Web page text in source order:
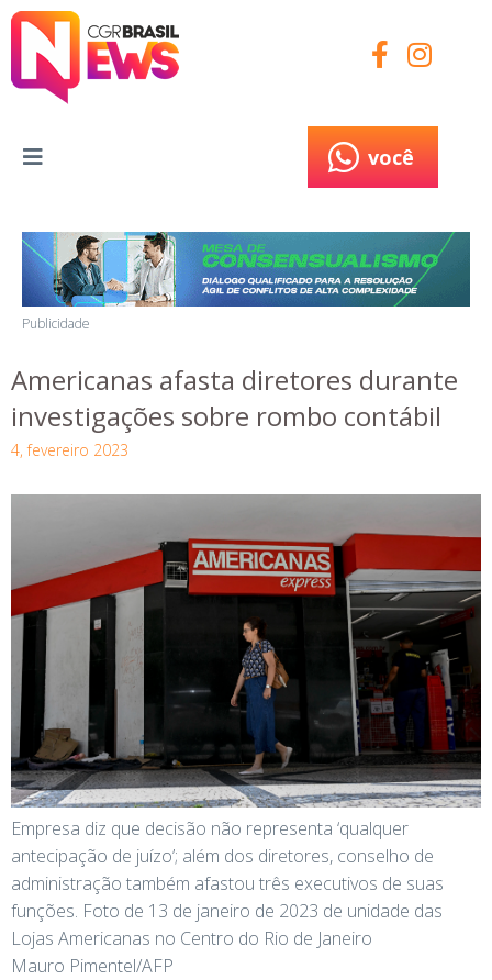
você
Publicidade
Americanas afasta diretores durante
investigações sobre rombo contábil
4, fevereiro 2023
Empresa diz que decisão não representa ‘qualquer
antecipação de juízo’; além dos diretores, conselho de
administração também afastou três executivos de suas
funções. Foto de 13 de janeiro de 2023 de unidade das
Lojas Americanas no Centro do Rio de Janeiro
Mauro Pimentel/AFP